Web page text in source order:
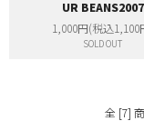
UR BEANS2007
1,000円(税込1,100
SOLD OUT
全 [7]